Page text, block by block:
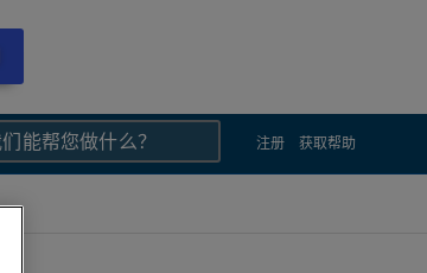
注册 获取帮助